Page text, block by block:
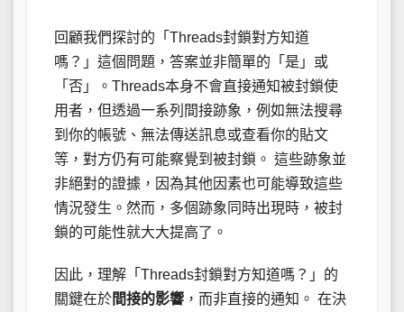
回顧我們探討的「Threads封鎖對方知道
嗎？」這個問題，答案並非簡單的「是」或
「否」。Threads本身不會直接通知被封鎖使
用者，但透過一系列間接跡象，例如無法搜尋
到你的帳號、無法傳送訊息或查看你的貼文
等，對方仍有可能察覺到被封鎖。 這些跡象並
非絕對的證據，因為其他因素也可能導致這些
情況發生。然而，多個跡象同時出現時，被封
鎖的可能性就大大提高了。
因此，理解「Threads封鎖對方知道嗎？」的
關鍵在於間接的影響 ，而非直接的通知。 在決